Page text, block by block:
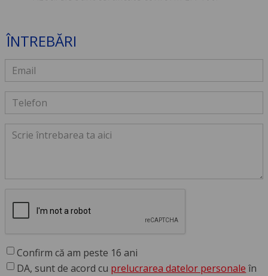
ÎNTREBĂRI
Confirm că am peste 16 ani
DA, sunt de acord cu prelucrarea datelor personale în